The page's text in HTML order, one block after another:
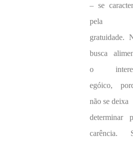
– se
pela
gratuidade.
busca
o
egóico,
não se deixa
determinar
carência.